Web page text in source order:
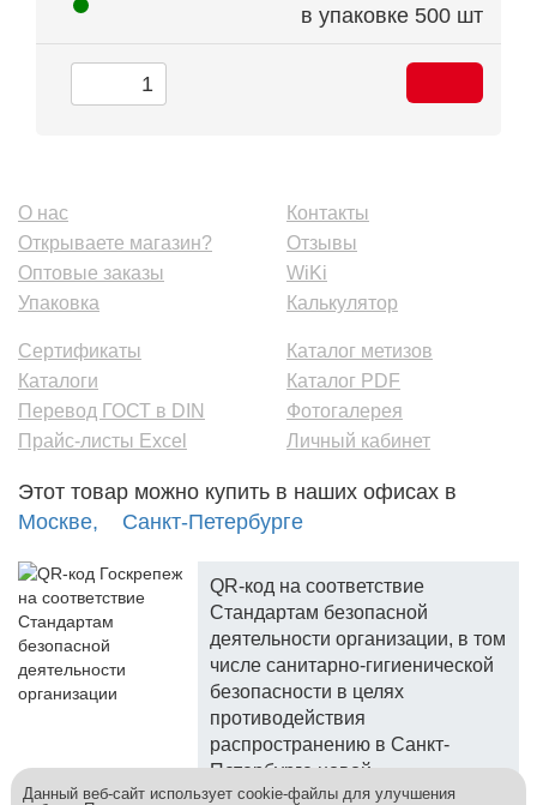
в упаковке 500 шт
О нас
Открываете магазин?
Оптовые заказы
Упаковка
Контакты
Отзывы
WiKi
Калькулятор
Сертификаты
Каталоги
Перевод ГОСТ в DIN
Прайс-листы Excel
Каталог метизов
Каталог PDF
Фотогалерея
Личный кабинет
Этот товар можно купить в наших офисах в
Москве,
Санкт-Петербурге
QR-код на соответствие
Стандартам безопасной
деятельности организации, в том
числе санитарно-гигиенической
безопасности в целях
противодействия
распространению в Санкт-
Петербурге новой
коронавирусной инфекции.
Данный веб-сайт использует cookie-файлы для улучшения